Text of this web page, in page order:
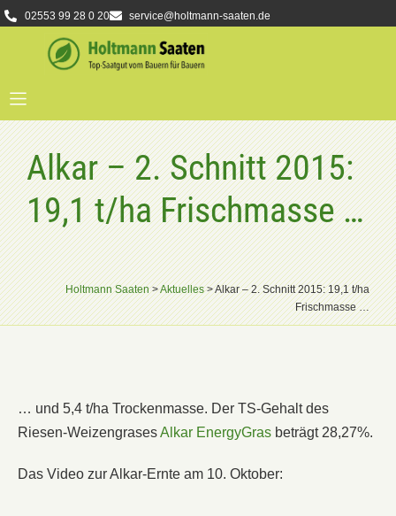
02553 99 28 0 20 service@holtmann-saaten.de
Alkar – 2. Schnitt 2015:
19,1 t/ha Frischmasse …
Holtmann Saaten>Aktuelles>Alkar – 2. Schnitt 2015: 19,1 t/ha
Frischmasse …
… und 5,4 t/ha Trockenmasse. Der TS-Gehalt des
Riesen-WeizengrasesAlkar EnergyGras beträgt 28,27%.
Das Video zur Alkar-Ernte am 10. Oktober: